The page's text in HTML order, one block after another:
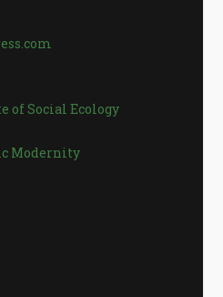
of Social Ecology
Modernity